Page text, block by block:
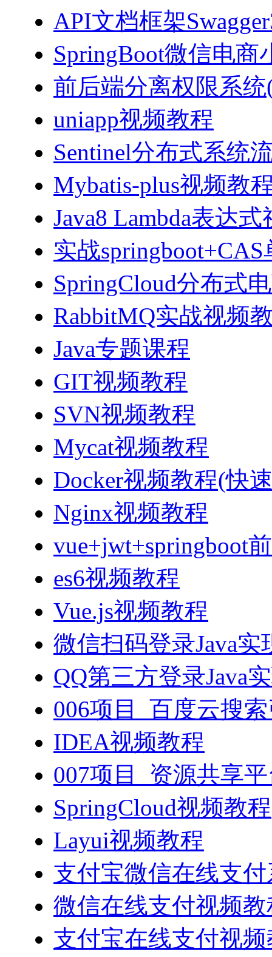
API文档框架
SpringBoot微信电商
前后端分离权限系统
uniapp视频教程
Sentinel分布式系统
Mybatis-plus视频教
Java8 Lambda表达
实战
SpringCloud分布式
RabbitMQ实战视频
Java专题课程
GIT视频教程
SVN视频教程
Mycat视频教程
Docker视频教程(快
Nginx视频教程
vue+jwt+springboot
es6视频教程
Vue.js视频教程
微信扫码登录Java实
QQ第三方登录Java
006项目_百度云搜
IDEA视频教程
007项目_资源共享
SpringCloud视频教程
Layui视频教程
支付宝微信在线支
微信在线支付视频教
支付宝在线支付视